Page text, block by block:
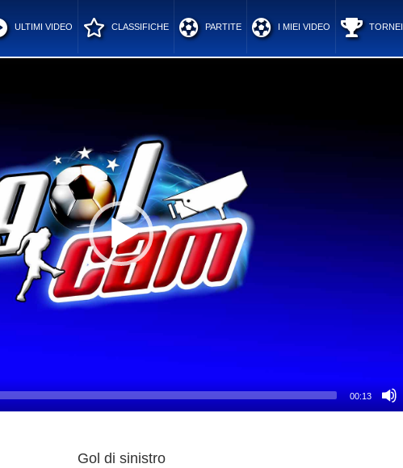
ULTIMI VIDEO CLASSIFICHE PARTITE I MIEI VIDEO TORNEI
00:13
Gol di sinistro